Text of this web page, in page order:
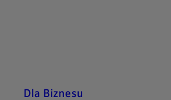
Dla Biznesu